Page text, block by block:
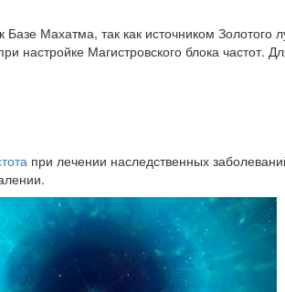
Махатма, так как источником
настройке Магистровского блока
при лечении наследственных